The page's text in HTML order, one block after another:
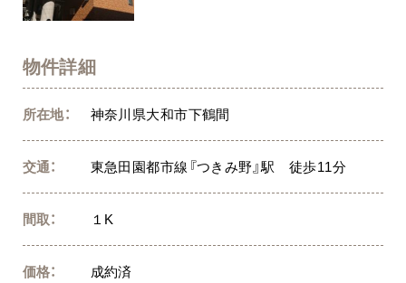
物件詳細
所在地： 神奈川県大和市下鶴間
交通： 東急田園都市線『つきみ野』駅 徒歩11分
間取： １K
価格： 成約済